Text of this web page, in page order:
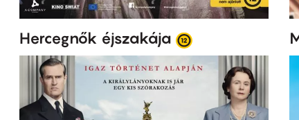
Hercegnők éjszakája